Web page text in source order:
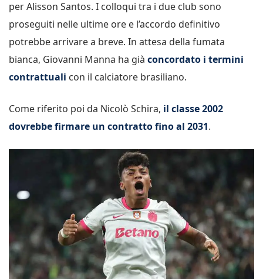
per Alisson Santos. I colloqui tra i due club sono
proseguiti nelle ultime ore e l’accordo definitivo
potrebbe arrivare a breve. In attesa della fumata
bianca, Giovanni Manna ha già concordato i termini
contrattuali con il calciatore brasiliano.
Come riferito poi da Nicolò Schira, il classe 2002
dovrebbe firmare un contratto fino al 2031.